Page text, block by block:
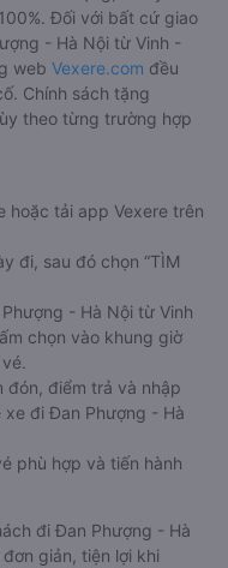
Đối với bất cứ giao
- Hà Nội từ Vinh -
web Vexere.com đều
Chính sách tặng
theo từng trường hợp
hoặc tải app Vexere trên
đi, sau đó chọn “TÌM
- Hà Nội từ Vinh
chọn vào khung giờ
đón, điểm trả và nhập
đi Đan Phượng - Hà
phù hợp và tiến hành
đi Đan Phượng - Hà
giản, tiện lợi khi